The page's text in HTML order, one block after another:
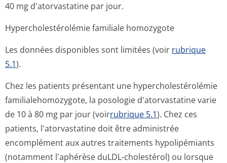
40 mg d'atorvastatine par jour.
Hypercholesté­rolémie familiale homozygote
Les données disponibles sont limitées (voir rubrique
5.1).
Chez les patients présentant une hypercholesté­rolémie
familialehomo­zygote, la posologie d'atorvastatine varie
de 10 à 80 mg par jour (voirrubrique 5.1). Chez ces
patients, l'atorvastatine doit être administrée
encomplément aux autres traitements hypolipémiants
(notamment l'aphérèse duLDL-cholestérol) ou lorsque